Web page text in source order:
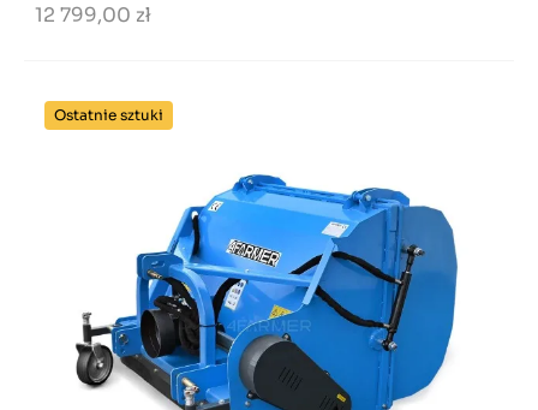
12 799,00 zł
Ostatnie sztuki